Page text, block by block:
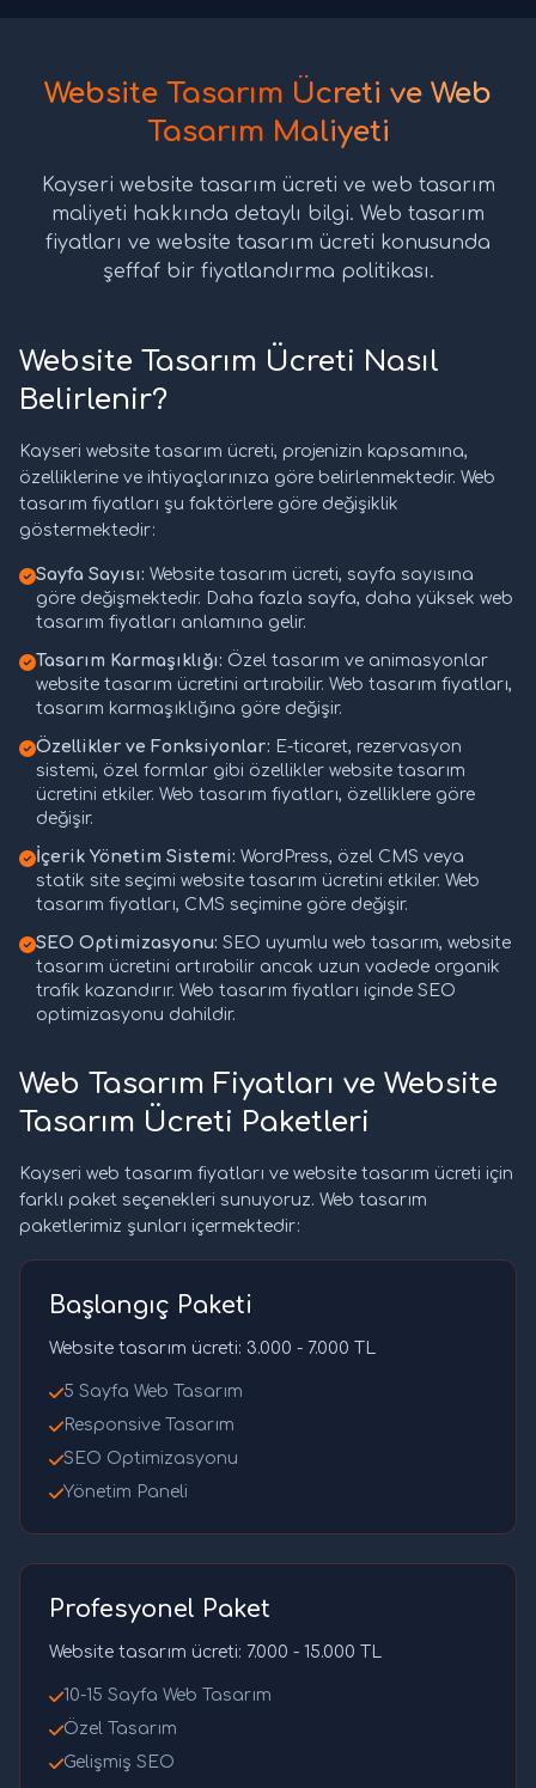
Website Tasarım Ücreti ve Web
Tasarım Maliyeti
Kayseri website tasarım ücreti ve web tasarım
maliyeti hakkında detaylı bilgi. Web tasarım
fiyatları ve website tasarım ücreti konusunda
şeffaf bir fiyatlandırma politikası.
Website Tasarım Ücreti Nasıl
Belirlenir?
Kayseri website tasarım ücreti, projenizin kapsamına,
özelliklerine ve ihtiyaçlarınıza göre belirlenmektedir. Web
tasarım fiyatları şu faktörlere göre değişiklik
göstermektedir:
Sayfa Sayısı: Website tasarım ücreti, sayfa sayısına
göre değişmektedir. Daha fazla sayfa, daha yüksek web
tasarım fiyatları anlamına gelir.
Tasarım Karmaşıklığı: Özel tasarım ve animasyonlar
website tasarım ücretini artırabilir. Web tasarım fiyatları,
tasarım karmaşıklığına göre değişir.
Özellikler ve Fonksiyonlar: E-ticaret, rezervasyon
sistemi, özel formlar gibi özellikler website tasarım
ücretini etkiler. Web tasarım fiyatları, özelliklere göre
değişir.
İçerik Yönetim Sistemi: WordPress, özel CMS veya
statik site seçimi website tasarım ücretini etkiler. Web
tasarım fiyatları, CMS seçimine göre değişir.
SEO Optimizasyonu: SEO uyumlu web tasarım, website
tasarım ücretini artırabilir ancak uzun vadede organik
trafik kazandırır. Web tasarım fiyatları içinde SEO
optimizasyonu dahildir.
Web Tasarım Fiyatları ve Website
Tasarım Ücreti Paketleri
Kayseri web tasarım fiyatları ve website tasarım ücreti için
farklı paket seçenekleri sunuyoruz. Web tasarım
paketlerimiz şunları içermektedir:
Başlangıç Paketi
Website tasarım ücreti: 3.000 - 7.000 TL
5 Sayfa Web Tasarım
Responsive Tasarım
SEO Optimizasyonu
Yönetim Paneli
Profesyonel Paket
Website tasarım ücreti: 7.000 - 15.000 TL
10-15 Sayfa Web Tasarım
Özel Tasarım
Gelişmiş SEO